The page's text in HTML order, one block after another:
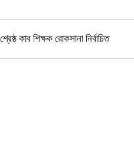
কাব শিক্ষক রোকসানা নির্বাচিত